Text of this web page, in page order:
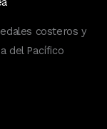
costeros y
del Pacífico